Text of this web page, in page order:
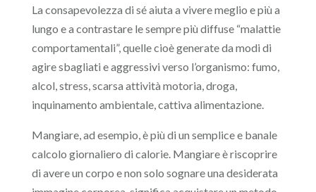
La consapevolezza di sé aiuta a vivere meglio e più a
lungo e a contrastare le sempre più diffuse “malattie
comportamentali”, quelle cioè generate da modi di
agire sbagliati e aggressivi verso l’organismo: fumo,
alcol, stress, scarsa attività motoria, droga,
inquinamento ambientale, cattiva alimentazione.
Mangiare, ad esempio, è più di un semplice e banale
calcolo giornaliero di calorie. Mangiare è riscoprire
di avere un corpo e non solo sognare una desiderata